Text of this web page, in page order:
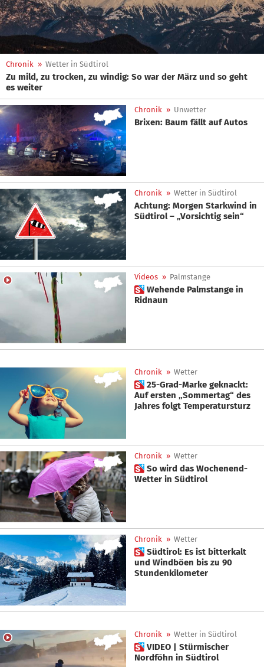
Chronik » Wetter in Südtirol
Zu mild, zu trocken, zu windig: So war der März und so geht
es weiter
Chronik » Unwetter
Brixen: Baum fällt auf Autos
Chronik » Wetter in Südtirol
Achtung: Morgen Starkwind in
Südtirol – „Vorsichtig sein“
Videos » Palmstange
 Wehende Palmstange in
Ridnaun
Chronik » Wetter
 25-Grad-Marke geknackt:
Auf ersten „Sommertag“ des
Jahres folgt Temperatursturz
Chronik » Wetter
 So wird das Wochenend-
Wetter in Südtirol
Chronik » Wetter
 Südtirol: Es ist bitterkalt
und Windböen bis zu 90
Stundenkilometer
Chronik » Wetter in Südtirol
 VIDEO | Stürmischer
Nordföhn in Südtirol